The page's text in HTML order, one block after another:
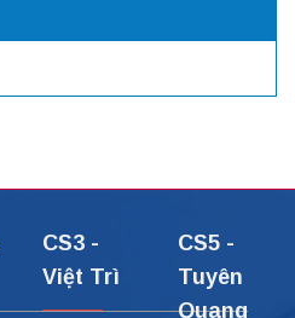
CS3 -
Việt Trì
CS5 -
Tuyên
Quang